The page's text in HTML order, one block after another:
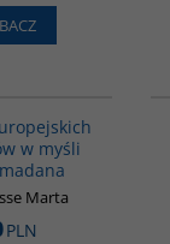
w myśli
Marta
PLN